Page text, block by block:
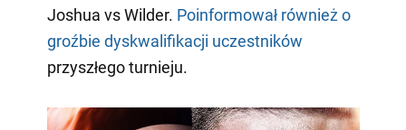
Joshua vs Wilder. Poinformował również o
groźbie dyskwalifikacji uczestników
przyszłego turnieju.